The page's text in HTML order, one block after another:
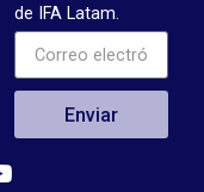
de IFA Latam.
Enviar